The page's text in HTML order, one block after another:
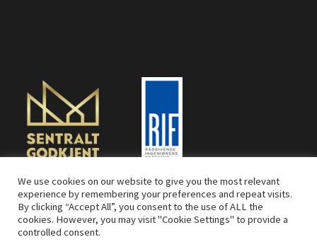
We use cookies on our website to give you the most relevant
experience by remembering your preferences and repeat visits.
By clicking “Accept All”, you consent to the use of ALL the
cookies. However, you may visit "Cookie Settings" to provide a
controlled consent.